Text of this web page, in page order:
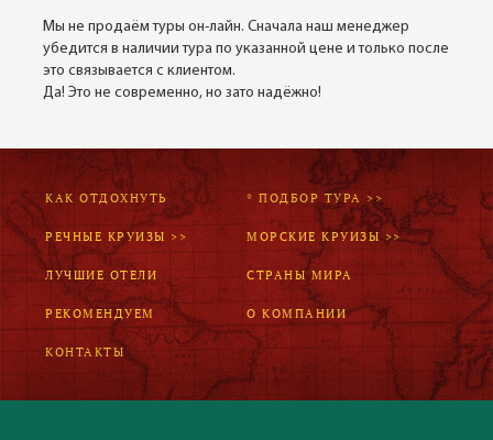
Мы не продаём туры он-лайн. Сначала наш менеджер
убедится в наличии тура по указанной цене и только после
это связывается с клиентом.
Да! Это не современно, но зато надёжно!
КАК ОТДОХНУТЬ * ПОДБОР ТУРА >>
РЕЧНЫЕ КРУИЗЫ >> МОРСКИЕ КРУИЗЫ >>
ЛУЧШИЕ ОТЕЛИ СТРАНЫ МИРА
РЕКОМЕНДУЕМ О КОМПАНИИ
КОНТАКТЫ